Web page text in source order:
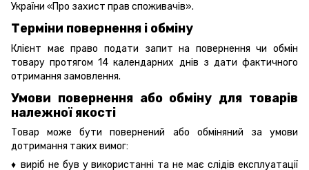
України «Про захист прав споживачів».
Терміни повернення і обміну
Клієнт має право подати запит на повернення чи обмін
товару протягом 14 календарних днів з дати фактичного
отримання замовлення.
Умови повернення або обміну для товарів
належної якості
Товар може бути повернений або обміняний за умови
дотримання таких вимог:
♦ виріб не був у використанні та не має слідів експлуатації